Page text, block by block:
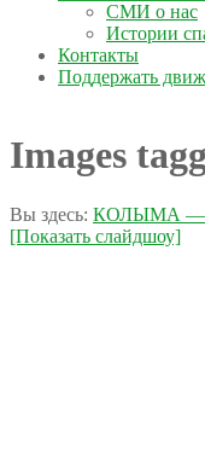
СМИ о нас
Истории
Контакты
Поддержать
Images
Вы здесь: КОЛЫМА —
[Показать слайдшоу]